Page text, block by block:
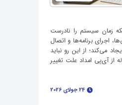
زمان سیستم را نادرست
اجرای برنامه‌ها و اتصال
می‌کند؛ از این رو نباید
از آی‌پی امداد علت تغییر